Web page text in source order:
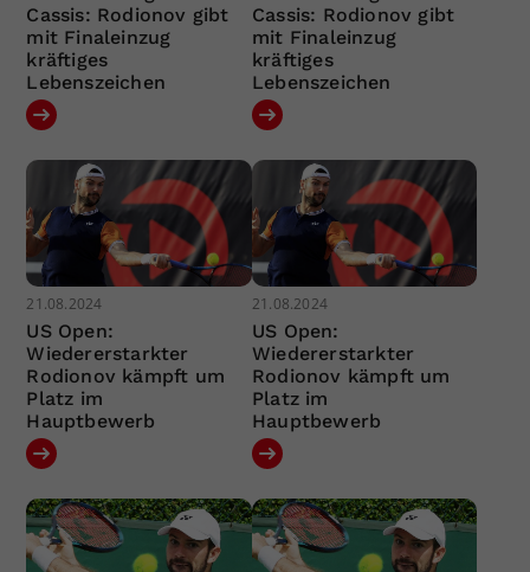
Cassis: Rodionov gibt
mit Finaleinzug
kräftiges
Lebenszeichen
Cassis: Rodionov gibt
mit Finaleinzug
kräftiges
Lebenszeichen
21.08.2024
US Open:
Wiedererstarkter
Rodionov kämpft um
Platz im
Hauptbewerb
21.08.2024
US Open:
Wiedererstarkter
Rodionov kämpft um
Platz im
Hauptbewerb